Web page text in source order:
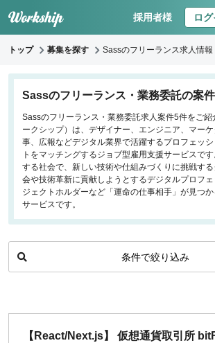
採用者様 ロ
トップ 募集を探す Sassのフリーランス求人情報
Sassのフリーランス・業務委託の案
Sassのフリーランス・業務委託求人案件5件をご
ークシップ）は、デザイナー、エンジニア、マー
事、広報などデジタル業界で活躍するプロフェッ
トをマッチングするジョブ型雇用支援サービスで
する社会で、新しい技術や仕組みづくりに挑戦す
会や技術革新に貢献しようとするデジタルプロフ
ジェクトホルダーなど「運命の仕事相手」が見つ
サービスです。
条件で絞り込み
キーワードで探す
職種
フロントエンドエンジニア
バックエンドエンジニア
インフラエンジニア
iOS/Androidアプリエンジニア
データサイエンティスト
【React/Next.js】 仮想通貨取引所